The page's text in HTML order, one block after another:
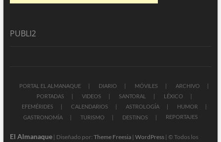
PUBLI2
PORTAL EL ALMANAQUE DIARIO MÓVILES
ARCHIVO
PORTADAS
VIDEOS SANTORAL
LÉXICO
EFEMÉRIDES
CALENDARIOS ASTROLOGÍA
HUMOR
GASTRONOMÍA
TURISMO DESTINOS REPORTAJES
El Almanaque| Diseñado por: Theme Freesia| WordPress| © Todos los